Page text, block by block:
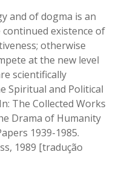
and of dogma is an
existence of
otherwise
at the new level
scientifically
Spiritual and Political
The Collected Works
Drama of Humanity
1939-1985.
1989 [tradução